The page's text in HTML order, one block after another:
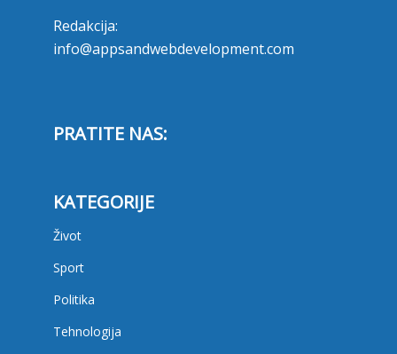
Redakcija:
info@appsandwebdevelopment.com
PRATITE NAS:
KATEGORIJE
Život
Sport
Politika
Tehnologija